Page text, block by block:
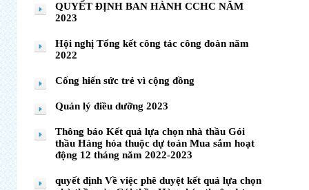
QUYẾT ĐỊNH BAN HÀNH CCHC NĂM
2023
Hội nghị Tổng kết công tác công đoàn năm
2022
Cống hiến sức trẻ vì cộng đồng
Quản lý điều dưỡng 2023
Thông báo Kết quả lựa chọn nhà thầu Gói
thầu Hàng hóa thuộc dự toán Mua sắm hoạt
động 12 tháng năm 2022-2023
quyết định Về việc phê duyệt kết quả lựa chọn